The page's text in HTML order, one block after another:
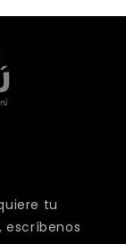
tu
escríbenos